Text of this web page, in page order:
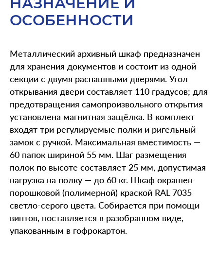
ОСОБЕННОСТИ
Металлический архивный шкаф предназначен
для хранения документов и состоит из одной
секции с двумя распашными дверями. Угол
открывания двери составляет 110 градусов; для
предотвращения самопроизвольного открытия
установлена магнитная защёлка. В комплект
входят три регулируемые полки и ригельный
замок с ручкой. Максимальная вместимость —
60 папок шириной 55 мм. Шаг размещения
полок по высоте составляет 25 мм, допустимая
нагрузка на полку — до 60 кг. Шкаф окрашен
порошковой (полимерной) краской RAL 7035
светло-серого цвета. Собирается при помощи
винтов, поставляется в разобранном виде,
упакованным в гофрокартон.